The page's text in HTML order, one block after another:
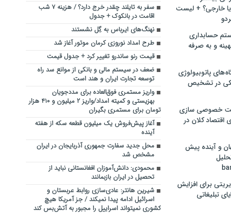
خارجی؟ + لیست
حسابداری
و به صرفه
پاتوبیولوژی
در تشخیص
خصوصی سازی
اقتصاد کلان در
و آینده پیش
برای افزایش
تبلیغاتی
سفر به تایلند چقدر خرج دارد؟ / هزینه ۷ شب
اقامت در بانکوک + جدول
نهنگ‌های ایرباس به گِل نشستند
طرح امداد نوروزی کرمان موتور آغاز شد
قیمت رنو ساندرو تغییر کرد + جدول قیمت
ضعف در سیستم مالی و بانکی از موانع سد راه
توسعه تجارت ایران و هند است
واریز مستمری فوق‌العاده برای مددجویان
بهزیستی و کمیته امداد/واریز ۲ میلیون و ۴۱۰ هزار
تومان برای مستمری بگیران
آغاز پیش‌فروش یک میلیون قطعه سکه از هفته
آینده
محل جدید سفارت جمهوری آذربایجان در ایران
مشخص شد
محمودی: دانش‌آموزان افغانستانی نباید از
تحصیل در ایران بازبمانند
شیرین هانتر: عادی‌سازی روابط عربستان و
اسرائیل ادامه پیدا نمی‎کند / جز آمریکا هیچ
کشوری نمی‎تواند اسراییل را مجبور به آتش‌بس کند